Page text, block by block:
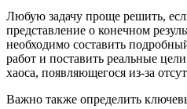
Любую задачу проще решить,
представление о конечном
необходимо составить
работ и поставить реальные
хаоса, появляющегося из-за
Важно также определить